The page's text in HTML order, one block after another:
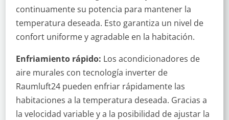
continuamente su potencia para mantener la
temperatura deseada. Esto garantiza un nivel de
confort uniforme y agradable en la habitación.
Enfriamiento rápido: Los acondicionadores de
aire murales con tecnología inverter de
Raumluft24 pueden enfriar rápidamente las
habitaciones a la temperatura deseada. Gracias a
la velocidad variable y a la posibilidad de ajustar la